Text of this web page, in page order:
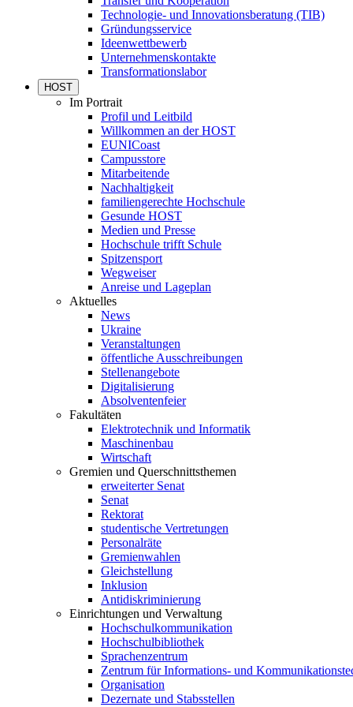
Technologie- und Innovationsberatung (TIB)
Gründungsservice
Ideenwettbewerb
Unternehmenskontakte
Transformationslabor
HOST
Im Portrait
Profil und Leitbild
Willkommen an der HOST
EUNICoast
Campusstore
Mitarbeitende
Nachhaltigkeit
familiengerechte Hochschule
Gesunde HOST
Medien und Presse
Hochschule trifft Schule
Spitzensport
Wegweiser
Anreise und Lageplan
Aktuelles
News
Ukraine
Veranstaltungen
öffentliche Ausschreibungen
Stellenangebote
Digitalisierung
Absolventenfeier
Fakultäten
Elektrotechnik und Informatik
Maschinenbau
Wirtschaft
Gremien und Querschnittsthemen
erweiterter Senat
Senat
Rektorat
studentische Vertretungen
Personalräte
Gremienwahlen
Gleichstellung
Inklusion
Antidiskriminierung
Einrichtungen und Verwaltung
Hochschulkommunikation
Hochschulbibliothek
Sprachenzentrum
Zentrum für Informations- und
Organisation
Dezernate und Stabsstellen